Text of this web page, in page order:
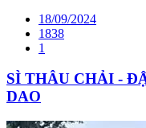
18/09/2024
1838
1
SÌ THÂU CHẢI -
DAO